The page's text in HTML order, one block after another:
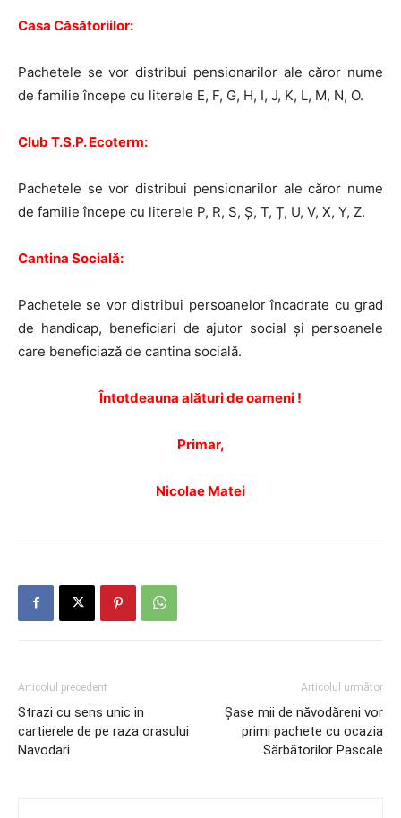
Casa Căsătoriilor:
Pachetele se vor distribui pensionarilor ale căror nume
de familie începe cu literele E, F, G, H, I, J, K, L, M, N, O.
Club T.S.P. Ecoterm:
Pachetele se vor distribui pensionarilor ale căror nume
de familie începe cu literele P, R, S, Ș, T, Ț, U, V, X, Y, Z.
Cantina Socială:
Pachetele se vor distribui persoanelor încadrate cu grad
de handicap, beneficiari de ajutor social și persoanele
care beneficiază de cantina socială.
Întotdeauna alături de oameni !
Primar,
Nicolae Matei
Articolul precedent
Strazi cu sens unic in
cartierele de pe raza orasului
Navodari
Articolul următor
Şase mii de năvodăreni vor
primi pachete cu ocazia
Sărbătorilor Pascale